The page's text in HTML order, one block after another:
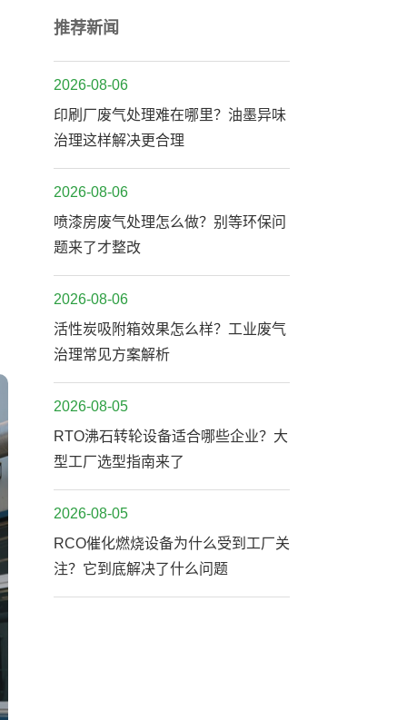
推荐新闻
2026-08-06
印刷厂废气处理难在哪里？油墨异味
治理这样解决更合理
2026-08-06
喷漆房废气处理怎么做？别等环保问
题来了才整改
2026-08-06
活性炭吸附箱效果怎么样？工业废气
治理常见方案解析
2026-08-05
RTO沸石转轮设备适合哪些企业？大
型工厂选型指南来了
2026-08-05
RCO催化燃烧设备为什么受到工厂关
注？它到底解决了什么问题